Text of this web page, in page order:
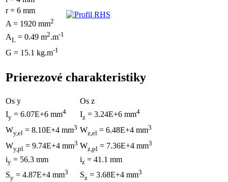
r = 6 mm
A = 1920 mm2
AL = 0.49 m2.m-1
G = 15.1 kg.m-1
Prierezové charakteristiky
Os y
Os z
Iy = 6.07E+6 mm4 Iz = 3.24E+6 mm4
Wy,el = 8.10E+4 mm3 Wz,el = 6.48E+4 mm3
Wy,pl = 9.74E+4 mm3 Wz,pl = 7.36E+4 mm3
iy = 56.3 mm iz = 41.1 mm
Sy = 4.87E+4 mm3 Sz = 3.68E+4 mm3